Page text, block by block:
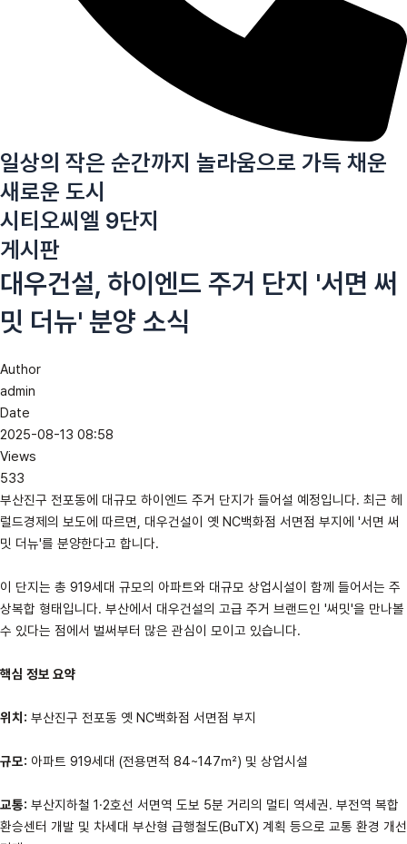
일상의 작은 순간까지 놀라움으로 가득 채운
새로운 도시
시티오씨엘 9단지
게시판
대우건설, 하이엔드 주거 단지 '서면 써
밋 더뉴' 분양 소식
Author
admin
Date
2025-08-13 08:58
Views
533
부산진구 전포동에 대규모 하이엔드 주거 단지가 들어설 예정입니다. 최근 헤
럴드경제의 보도에 따르면, 대우건설이 옛 NC백화점 서면점 부지에 '서면 써
밋 더뉴'를 분양한다고 합니다.
이 단지는 총 919세대 규모의 아파트와 대규모 상업시설이 함께 들어서는 주
상복합 형태입니다. 부산에서 대우건설의 고급 주거 브랜드인 '써밋'을 만나볼
수 있다는 점에서 벌써부터 많은 관심이 모이고 있습니다.
핵심 정보 요약
위치: 부산진구 전포동 옛 NC백화점 서면점 부지
규모: 아파트 919세대 (전용면적 84~147㎡) 및 상업시설
교통: 부산지하철 1·2호선 서면역 도보 5분 거리의 멀티 역세권. 부전역 복합
환승센터 개발 및 차세대 부산형 급행철도(BuTX) 계획 등으로 교통 환경 개선